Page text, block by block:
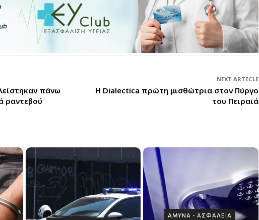
πάνω
ραντεβού
NEXT ARTICLE
Η Dialectica πρώτη μισθώτρια στον Πύργο
του Πειραιά
ΑΜΥΝΑ - ΑΣΦΑΛΕΙΑ